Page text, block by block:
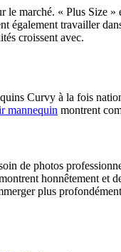
marché. « Plus Size
travailler
croissent avec.
Curvy à la fois
mannequin montrent
de photos
honnêtement et
plus